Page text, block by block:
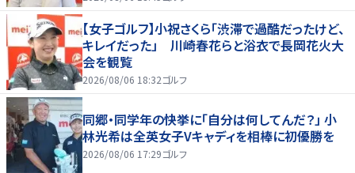
【女子ゴルフ】小祝さくら「渋滞で過酷だったけど、
キレイだった」 川崎春花らと浴衣で長岡花火大
会を観覧
2026/08/06 18:32ゴルフ
同郷・同学年の快挙に「自分は何してんだ？」 小
林光希は全英女子Vキャディを相棒に初優勝を
2026/08/06 17:29ゴルフ